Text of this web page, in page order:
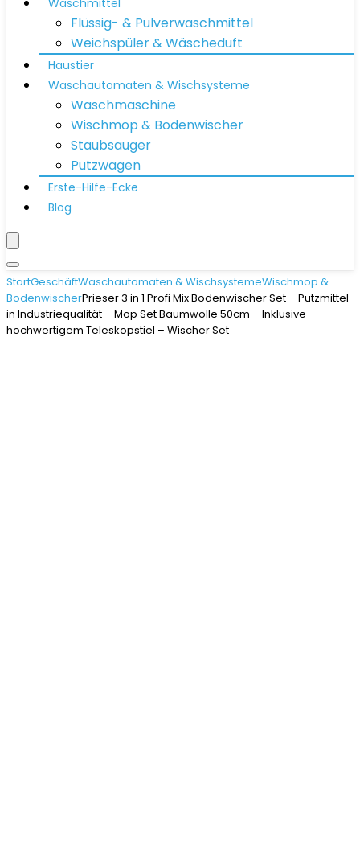
Waschmittel
Flüssig- & Pulverwaschmittel
Weichspüler & Wäscheduft
Haustier
Waschautomaten & Wischsysteme
Waschmaschine
Wischmop & Bodenwischer
Staubsauger
Putzwagen
Erste-Hilfe-Ecke
Blog
StartGeschäftWaschautomaten & WischsystemeWischmop &
BodenwischerPrieser 3 in 1 Profi Mix Bodenwischer Set – Putzmittel
in Industriequalität – Mop Set Baumwolle 50cm – Inklusive
hochwertigem Teleskopstiel – Wischer Set